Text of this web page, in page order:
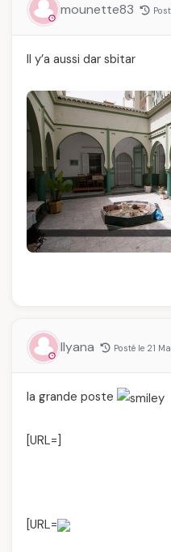
mounette83
Il y’a aussi dar sbitar
Ilyana Posté le 21
la grande poste
[URL=]
[URL=